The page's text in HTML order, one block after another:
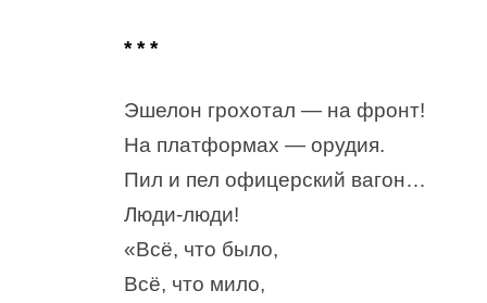
* * *
Эшелон грохотал — на фронт!
На платформах — орудия.
Пил и пел офицерский вагон…
Люди-люди!
«Всё, что было,
Всё, что мило,